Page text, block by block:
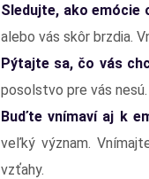
Sledujte, ako emócie
alebo vás skôr brzdia.
Pýtajte sa, čo vás
posolstvo pre vás
Buďte vnímaví aj k
veľký význam.
vzťahy.